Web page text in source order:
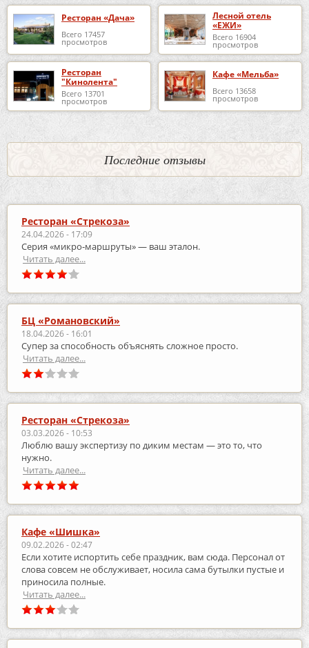
Ресторан «Дача»
Всего 17457
просмотров
Лесной отель
«ЕЖИ»
Всего 16904
просмотров
Ресторан
"Кинолента"
Всего 13701
просмотров
Кафе «Мельба»
Всего 13658
просмотров
Последние отзывы
Ресторан «Стрекоза»
24.04.2026 - 17:09
Серия «микро‑маршруты» — ваш эталон.
Читать далее...
БЦ «Романовский»
18.04.2026 - 16:01
Супер за способность объяснять сложное просто.
Читать далее...
Ресторан «Стрекоза»
03.03.2026 - 10:53
Люблю вашу экспертизу по диким местам — это то, что
нужно.
Читать далее...
Кафе «Шишка»
09.02.2026 - 02:47
Если хотите испортить себе праздник, вам сюда. Персонал от
слова совсем не обслуживает, носила сама бутылки пустые и
приносила полные.
Читать далее...